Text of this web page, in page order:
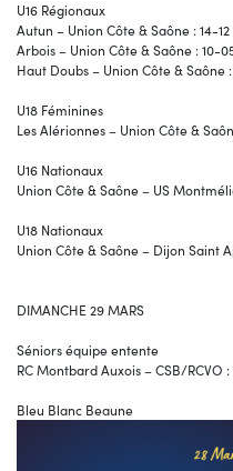
U16 Régionaux
Autun – Union Côte & Saône : 14-
Arbois – Union Côte & Saône : 10-
Haut Doubs – Union Côte & Saône
U18 Féminines
Les Alérionnes – Union Côte &
U16 Nationaux
Union Côte & Saône – US
U18 Nationaux
Union Côte & Saône – Dijon Saint
DIMANCHE 29 MARS
Séniors équipe entente
RC Montbard Auxois – CSB/RCVO
Bleu Blanc Beaune